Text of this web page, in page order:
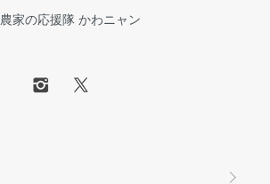
農家の応援隊 かわニャン